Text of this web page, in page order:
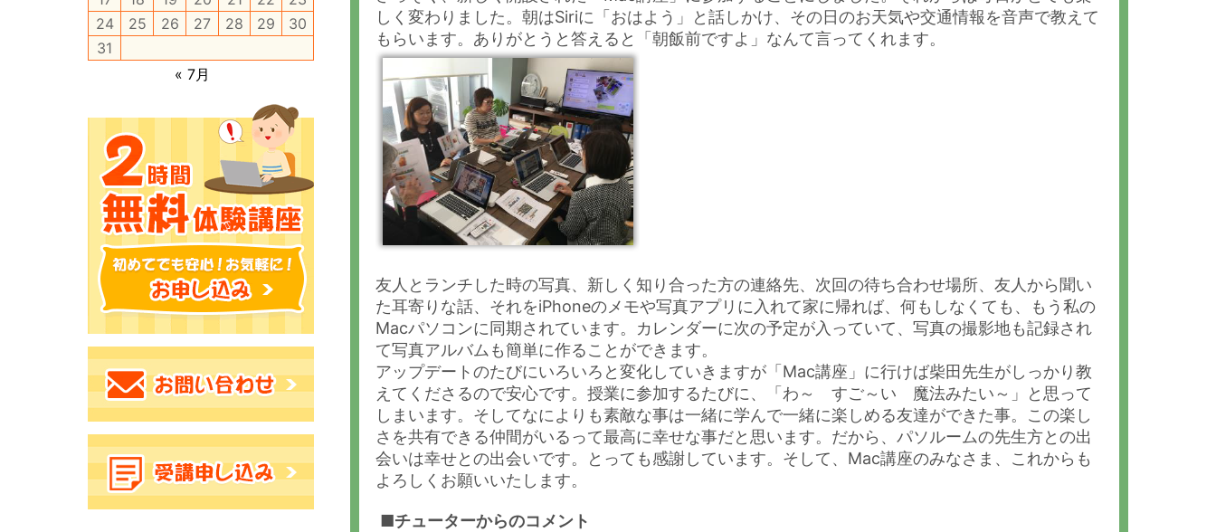
しく変わりました。朝はSiriに「おはよう」と話しかけ、その日のお天気や交通情報を音声で教えて
もらいます。ありがとうと答えると「朝飯前ですよ」なんて言ってくれます。
友人とランチした時の写真、新しく知り合った方の連絡先、次回の待ち合わせ場所、友人から聞い
た耳寄りな話、それをiPhoneのメモや写真アプリに入れて家に帰れば、何もしなくても、もう私の
Macパソコンに同期されています。カレンダーに次の予定が入っていて、写真の撮影地も記録され
て写真アルバムも簡単に作ることができます。
アップデートのたびにいろいろと変化していきますが「Mac講座」に行けば柴田先生がしっかり教
えてくださるので安心です。授業に参加するたびに、「わ～ すご～い 魔法みたい～」と思って
しまいます。そしてなによりも素敵な事は一緒に学んで一緒に楽しめる友達ができた事。この楽し
さを共有できる仲間がいるって最高に幸せな事だと思います。だから、パソルームの先生方との出
会いは幸せとの出会いです。とっても感謝しています。そして、Mac講座のみなさま、これからも
よろしくお願いいたします。
■チューターからのコメント
24
25 26 27 28 29
30
31
« 7月